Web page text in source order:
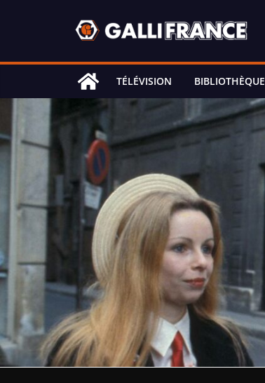
TÉLÉVISION BIBLIOTHÈQUE